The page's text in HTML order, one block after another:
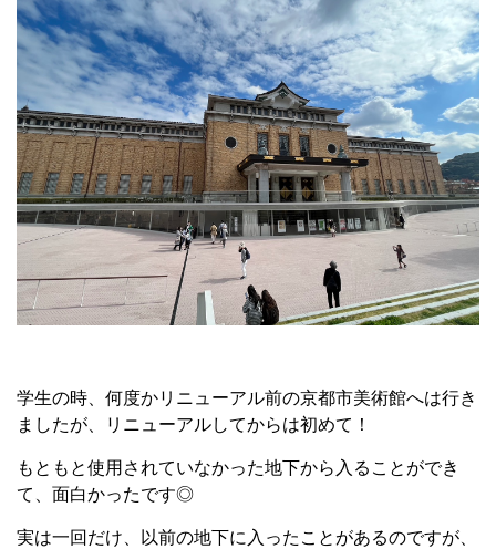
学生の時、何度かリニューアル前の京都市美術館へは行き
ましたが、リニューアルしてからは初めて！
もともと使用されていなかった地下から入ることができ
て、面白かったです◎
実は一回だけ、以前の地下に入ったことがあるのですが、